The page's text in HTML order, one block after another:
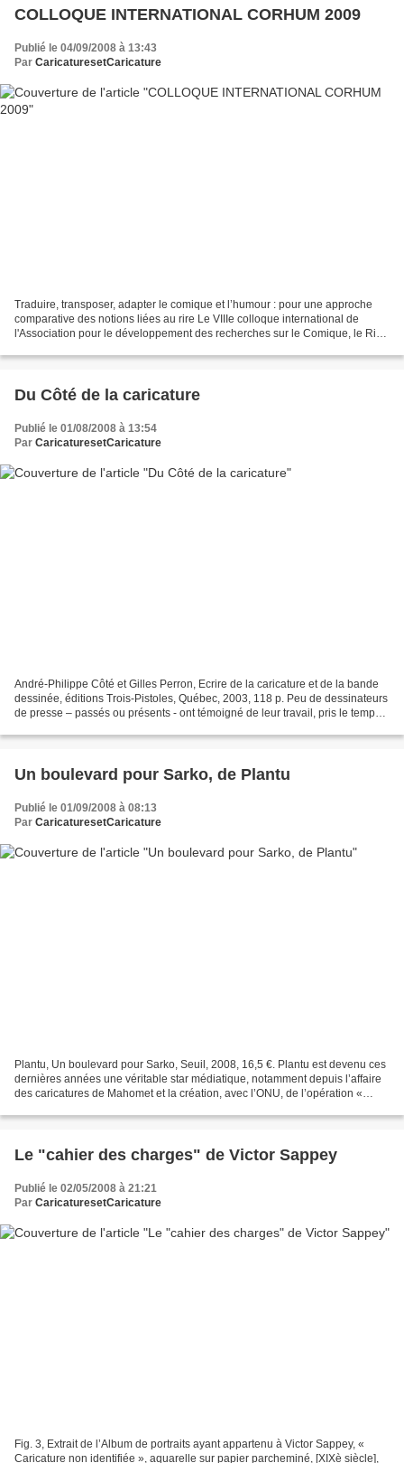
COLLOQUE INTERNATIONAL CORHUM 2009
Publié le 04/09/2008 à 13:43
Par CaricaturesetCaricature
Traduire, transposer, adapter le comique et l’humour : pour une approche
comparative des notions liées au rire Le VIIIe colloque international de
l'Association pour le développement des recherches sur le Comique, le Rire
Du Côté de la caricature
Publié le 01/08/2008 à 13:54
Par CaricaturesetCaricature
André-Philippe Côté et Gilles Perron, Ecrire de la caricature et de la bande
dessinée, éditions Trois-Pistoles, Québec, 2003, 118 p. Peu de dessinateurs
de presse – passés ou présents - ont témoigné de leur travail, pris le temps
Un boulevard pour Sarko, de Plantu
Publié le 01/09/2008 à 08:13
Par CaricaturesetCaricature
Plantu, Un boulevard pour Sarko, Seuil, 2008, 16,5 €. Plantu est devenu ces
dernières années une véritable star médiatique, notamment depuis l’affaire
des caricatures de Mahomet et la création, avec l’ONU, de l’opération «
Le "cahier des charges" de Victor Sappey
Publié le 02/05/2008 à 21:21
Par CaricaturesetCaricature
Fig. 3, Extrait de l’Album de portraits ayant appartenu à Victor Sappey, «
Caricature non identifiée », aquarelle sur papier parcheminé, [XIXè siècle],